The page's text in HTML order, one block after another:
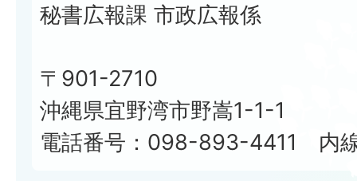
秘書広報課 市政広報係
〒901-2710
沖縄県宜野湾市野嵩1-1-1
電話番号：098-893-4411 内